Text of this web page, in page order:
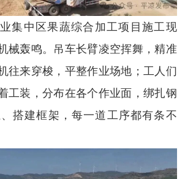
集中区果蔬综合加工项目施工现
械轰鸣。吊车长臂凌空挥舞，精准
往来穿梭，平整作业场地；工人们
工装，分布在各个作业面，绑扎钢
搭建框架，每一道工序都有条不